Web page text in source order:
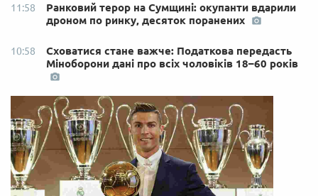
11:58
Ранковий терор на Сумщині: окупанти вдарили
дроном по ринку, десяток поранених
10:58
Сховатися стане важче: Податкова передасть
Міноборони дані про всіх чоловіків 18–60 років